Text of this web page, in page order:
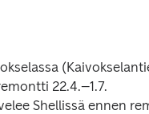
22.4.–1.7.
Shellissä ennen